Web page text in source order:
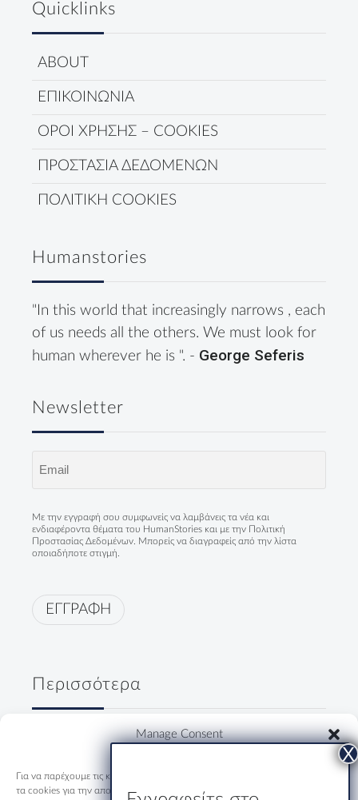
Manage Consent
Για να παρέχουμε τις καλύτερες εμπειρίες, χρησιμοποιούμε τεχνολογίες όπως
τα cookies για την αποθήκευση ή/και την πρόσβαση σε πληροφορίες
Quicklinks
ABOUT
ΕΠΙΚΟΙΝΩΝΙΑ
ΟΡΟΙ ΧΡΗΣΗΣ – COOKIES
ΠΡΟΣΤΑΣΙΑ ΔΕΔΟΜΕΝΩΝ
ΠΟΛΙΤΙΚΗ COOKIES
Humanstories
"In this world that increasingly narrows , each
of us needs all the others. We must look for
human wherever he is ". - George Seferis
Newsletter
Με την εγγραφή σου συμφωνείς να λαμβάνεις τα νέα και
ενδιαφέροντα θέματα του HumanStories και με την Πολιτική
Προστασίας Δεδομένων . Μπορείς να διαγραφείς από την λίστα
οποιαδήποτε στιγμή.
ΕΓΓΡΑΦΗ
Περισσότερα
Δύο κύριοι, ένα ουζάκι και μία
ολόκληρη Ελλάδα